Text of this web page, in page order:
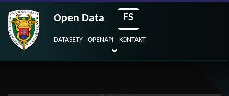
Open Data FS
DATASETY OPENAPI KONTAKT